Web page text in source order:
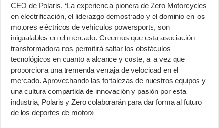
CEO de Polaris. “La experiencia pionera de Zero Motorcycles
en electrificación, el liderazgo demostrado y el dominio en los
motores eléctricos de vehículos powersports, son
inigualables en el mercado. Creemos que esta asociación
transformadora nos permitirá saltar los obstáculos
tecnológicos en cuanto a alcance y coste, a la vez que
proporciona una tremenda ventaja de velocidad en el
mercado. Aprovechando las fortalezas de nuestros equipos y
una cultura compartida de innovación y pasión por esta
industria, Polaris y Zero colaborarán para dar forma al futuro
de los deportes de motor»